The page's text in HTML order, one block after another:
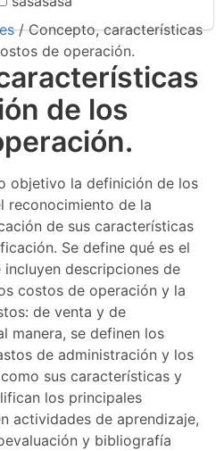
/ Concepto, características
de operación.
de los
objetivo la definición de los
reconocimiento de la
de sus características
Se define qué es el
descripciones de
costos de operación y la
de venta y de
manera, se definen los
de administración y los
sus características y
los principales
actividades de aprendizaje,
y bibliografía